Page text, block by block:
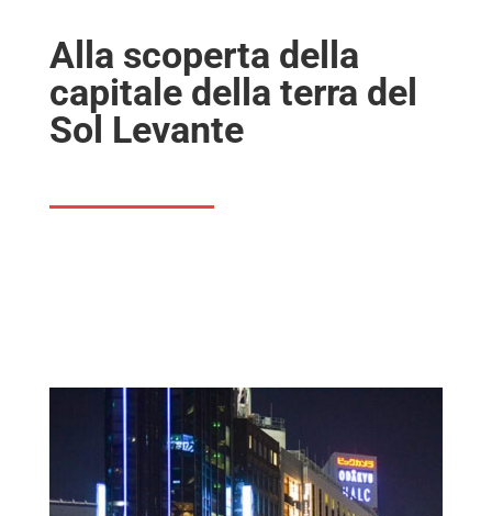
Alla scoperta della
capitale della terra del
Sol Levante